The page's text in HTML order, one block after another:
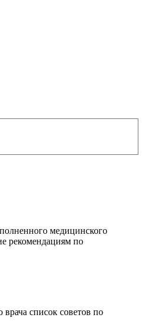
медицинского
рекомендациям по
список советов по